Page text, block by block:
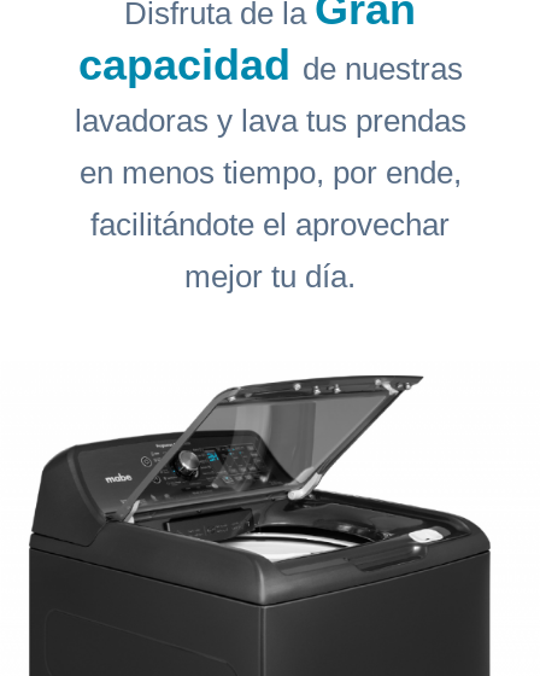
Disfruta de la Gran
capacidad de nuestras
lavadoras y lava tus prendas
en menos tiempo, por ende,
facilitándote el aprovechar
mejor tu día.